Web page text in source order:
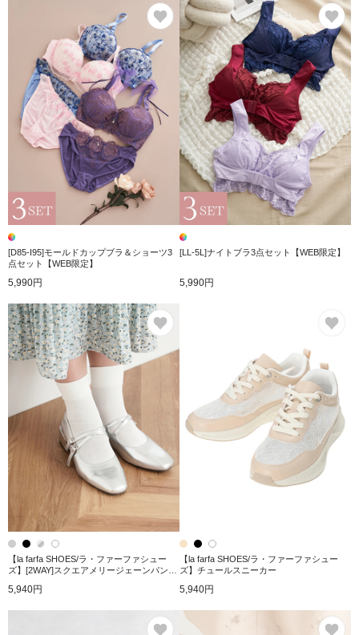
お気に入り
[D85-I95]モールドカップブラ＆ショーツ3
点セット【WEB限定】
5,990円
お
[LL-5L]ナイトブラ3点セット【WEB限定】
5,990円
【la farfa SHOES/ラ・ファーファシュー
ズ】[2WAY]スクエアメリージェーンパンプ
5,940円
【la farfa SHOES/ラ・ファーファシュー
ズ】チュールスニーカー
5,940円
お気に入り